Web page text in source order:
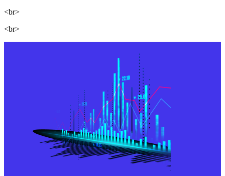
<br>
<br>